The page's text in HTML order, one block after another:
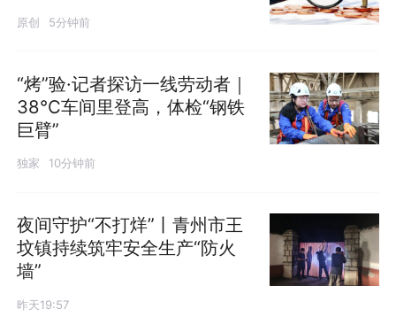
原创 5分钟前
“烤”验·记者探访一线劳动者｜
38℃车间里登高，体检“钢铁
巨臂”
独家 10分钟前
夜间守护“不打烊”丨青州市王
坟镇持续筑牢安全生产“防火
墙”
昨天19:57